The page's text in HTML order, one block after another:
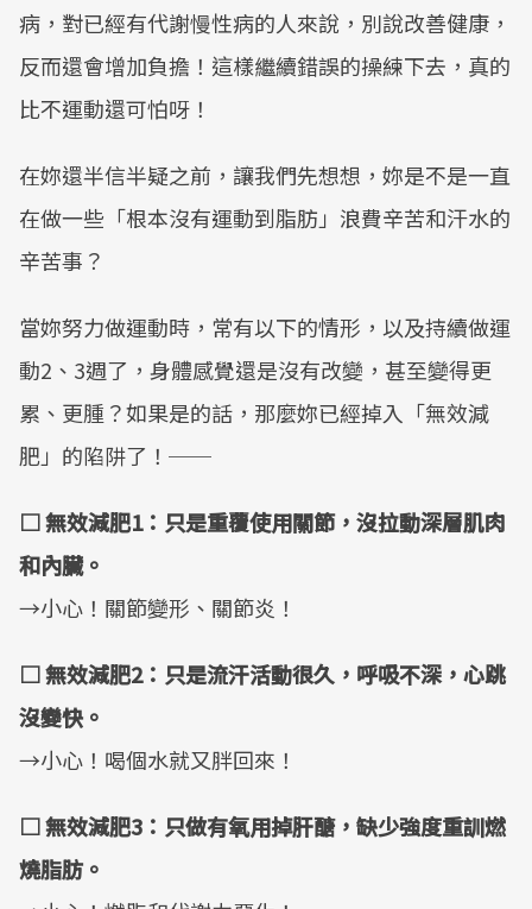
病，對已經有代謝慢性病的人來說，別說改善健康，
反而還會增加負擔！這樣繼續錯誤的操練下去，真的
比不運動還可怕呀！
在妳還半信半疑之前，讓我們先想想，妳是不是一直
在做一些「根本沒有運動到脂肪」浪費辛苦和汗水的
辛苦事？
當妳努力做運動時，常有以下的情形，以及持續做運
動2、3週了，身體感覺還是沒有改變，甚至變得更
累、更腫？如果是的話，那麼妳已經掉入「無效減
肥」的陷阱了！──
□無效減肥1：只是重覆使用關節，沒拉動深層肌肉
和內臟。
→小心！關節變形、關節炎！
□無效減肥2：只是流汗活動很久，呼吸不深，心跳
沒變快。
→小心！喝個水就又胖回來！
□無效減肥3 ：只做有氧用掉肝醣，缺少強度重訓燃
燒脂肪。